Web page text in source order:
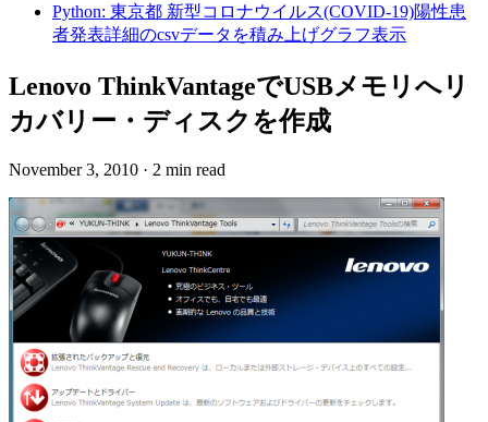
Python: 東京都 新型コロナウイルス(COVID-19)陽性患
者発表詳細のcsvデータを積み上げグラフ表示
Lenovo ThinkVantageでUSBメモリへリ
カバリー・ディスクを作成
November 3, 2010 · 2 min read